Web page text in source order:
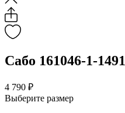
Сабо 161046-1-1491
4 790 ₽
Выберите размер